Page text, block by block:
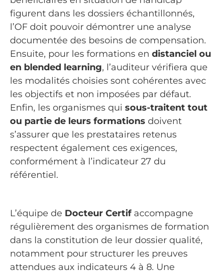
figurent dans les dossiers échantillonnés,
l’OF doit pouvoir démontrer une analyse
documentée des besoins de compensation.
Ensuite, pour les formations en distanciel ou
en blended learning, l’auditeur vérifiera que
les modalités choisies sont cohérentes avec
les objectifs et non imposées par défaut.
Enfin, les organismes qui sous-traitent tout
ou partie de leurs formations doivent
s’assurer que les prestataires retenus
respectent également ces exigences,
conformément à l’indicateur 27 du
référentiel.
L’équipe de Docteur Certifaccompagne
régulièrement des organismes de formation
dans la constitution de leur dossier qualité,
notamment pour structurer les preuves
attendues aux indicateurs 4 à 8. Une